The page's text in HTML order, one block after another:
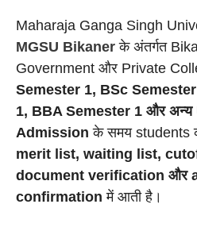
Maharaja Ganga Singh
MGSU Bikaner के अंतर्गत
Government और Private
Semester 1, BSc
1, BBA Semester 1 और
Admission के समय students
merit list, waiting list,
document verification और
confirmation में आती है।